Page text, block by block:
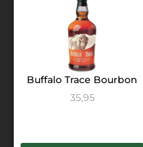
Buffalo Trace Bourbon
35,95